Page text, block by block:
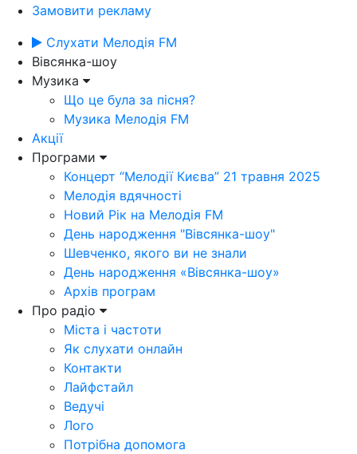
Замовити рекламу
Слухати Мелодія FM
Вівсянка-шоу
Музика
Що це була за пісня?
Музика Мелодія FM
Акції
Програми
Концерт “Мелодії Києва” 21 травня 2025
Мелодія вдячності
Новий Рік на Мелодія FM
День народження "Вівсянка-шоу"
Шевченко, якого ви не знали
День народження «Вівсянка-шоу»
Архів програм
Про радіо
Міста і частоти
Як слухати онлайн
Контакти
Лайфстайл
Ведучі
Лого
Потрібна допомога